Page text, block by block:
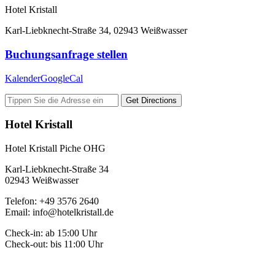
Hotel Kristall
Karl-Liebknecht-Straße 34, 02943 Weißwasser
Buchungsanfrage stellen
KalenderGoogleCal
Get Directions
Hotel Kristall
Hotel Kristall Piche OHG
Karl-Liebknecht-Straße 34
02943 Weißwasser
Telefon: +49 3576 2640
Email: info@hotelkristall.de
Check-in: ab 15:00 Uhr
Check-out: bis 11:00 Uhr